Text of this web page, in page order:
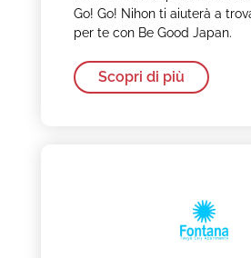
Go! Go! Nihon ti aiuterà a
per te con Be Good Japan.
Scopri di più